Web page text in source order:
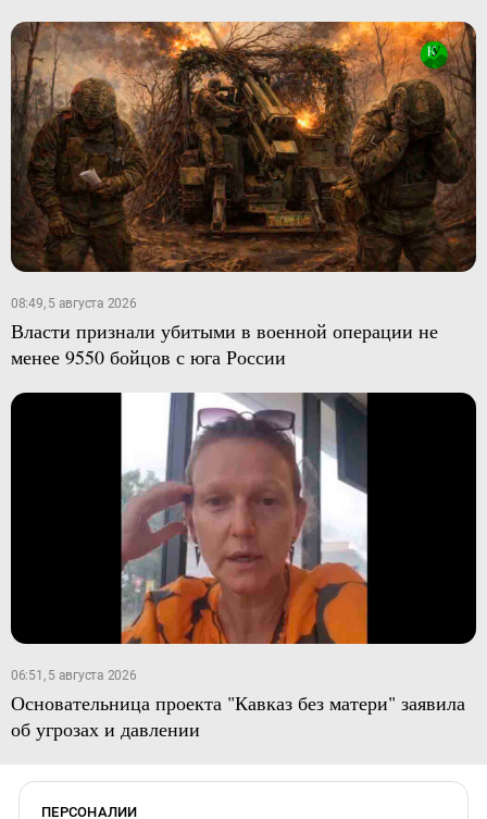
08:49, 5 августа 2026
Власти признали убитыми в военной операции не
менее 9550 бойцов с юга России
06:51, 5 августа 2026
Основательница проекта "Кавказ без матери" заявила
об угрозах и давлении
ПЕРСОНАЛИИ